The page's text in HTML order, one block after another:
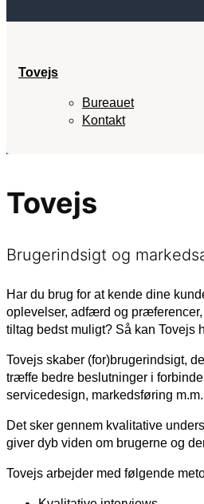
Tovejs
Bureauet
Kontakt
Tovejs
Brugerindsigt og
Har du brug for at kende dine
oplevelser, adfærd og
tiltag bedst muligt? Så kan Tovejs
Tovejs skaber (for)brugerindsigt,
træffe bedre beslutninger i
servicedesign, markedsføring m.m.
Det sker gennem kvalitative
giver dyb viden om brugerne og
Tovejs arbejder med følgende